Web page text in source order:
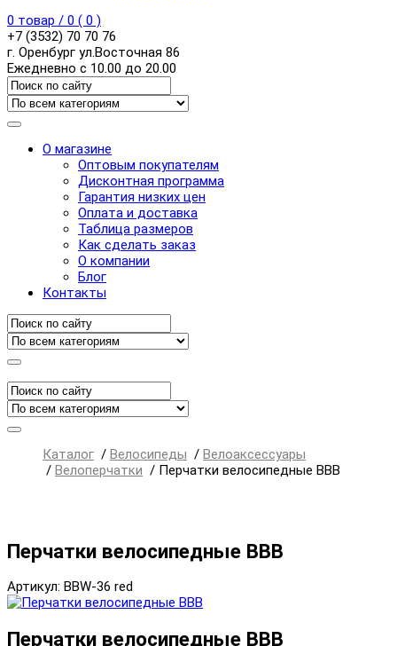
0 товар / 0 ( 0 )
+7 (3532) 70 70 76
г. Оренбург ул.Восточная 86
Ежедневно с 10.00 до 20.00
О магазине
Оптовым покупателям
Дисконтная программа
Гарантия низких цен
Оплата и доставка
Таблица размеров
Как сделать заказ
О компании
Блог
Контакты
Каталог / Велосипеды / Велоаксессуары
/ Велоперчатки / Перчатки велосипедные BBB
Перчатки велосипедные BBB
Артикул: BBW-36 red
Перчатки велосипедные BBB